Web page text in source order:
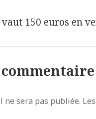
vaut 150 euros en
ne sera pas publiée.